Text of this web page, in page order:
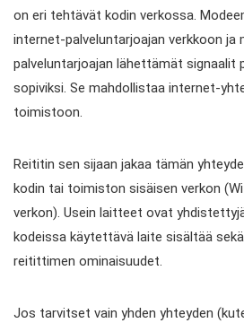
on eri tehtävät kodin verkossa.
internet-palveluntarjoajan verkkoon ja
palveluntarjoajan lähettämät signaalit
sopiviksi. Se mahdollistaa internet-
toimistoon.
Reititin sen sijaan jakaa tämän
kodin tai toimiston sisäisen verkon
verkon). Usein laitteet ovat
kodeissa käytettävä laite sisältää
reitittimen ominaisuudet.
Jos tarvitset vain yhden yhteyden